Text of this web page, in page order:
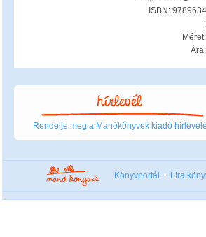
ISBN:
Rendelje meg a Manókönyvek kiadó
Könyvportál Líra